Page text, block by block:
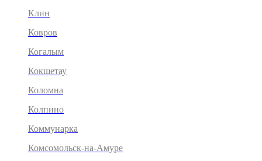
Клин
Ковров
Когалым
Кокшетау
Коломна
Колпино
Коммунарка
Комсомольск-на-Амуре